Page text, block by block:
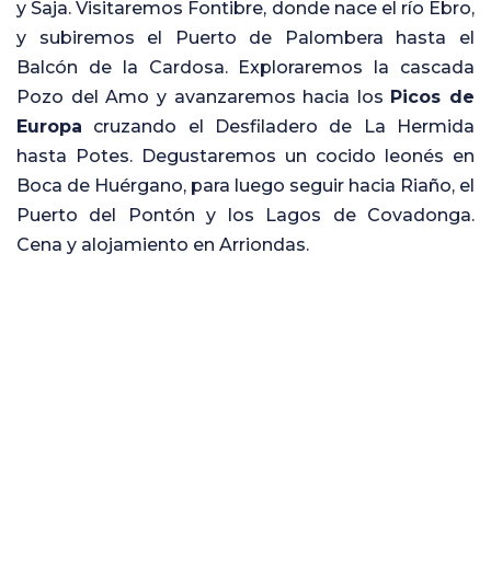
y Saja. Visitaremos Fontibre, donde nace el río Ebro,
y subiremos el Puerto de Palombera hasta el
Balcón de la Cardosa. Exploraremos la cascada
Pozo del Amo y avanzaremos hacia los Picos de
Europa cruzando el Desfiladero de La Hermida
hasta Potes. Degustaremos un cocido leonés en
Boca de Huérgano, para luego seguir hacia Riaño, el
Puerto del Pontón y los Lagos de Covadonga.
Cena y alojamiento en Arriondas.